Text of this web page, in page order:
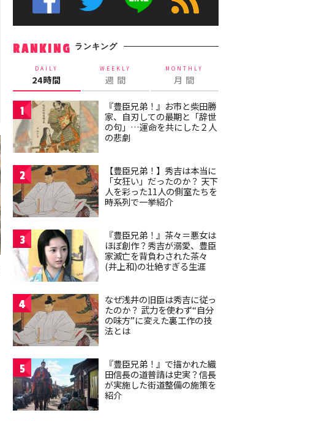
RANKING ランキング
DAILY
24時間
WEEKLY
週 間
MONTHLY
月 間
1
『豊臣兄弟！』お市と柴田勝
家、自刃しての最期と「辞世
の句」…運命を共にした２人
の悲劇
2
【豊臣兄弟！】秀吉は本当に
「女狂い」だったのか？ 天下
人を彩った11人の側室たちを
時系列で一挙紹介
3
『豊臣兄弟！』茶々＝悪女は
ほぼ創作？秀吉が溺愛、豊臣
家滅亡を背負わされた茶々
(井上和)の壮絶すぎる生涯
4
なぜ浅井の旧臣は秀吉に従っ
たのか？ 武力を使わず“自分
の味方”に変えた裏工作の技
法とは
5
『豊臣兄弟！』で描かれた織
田信長の道普請は史実？信長
が実施した街道整備の施策を
紹介